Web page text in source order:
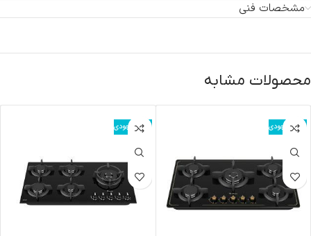
مشخصات فنی
محصولات مشابه
اتمام موجودی اتمام موجودی